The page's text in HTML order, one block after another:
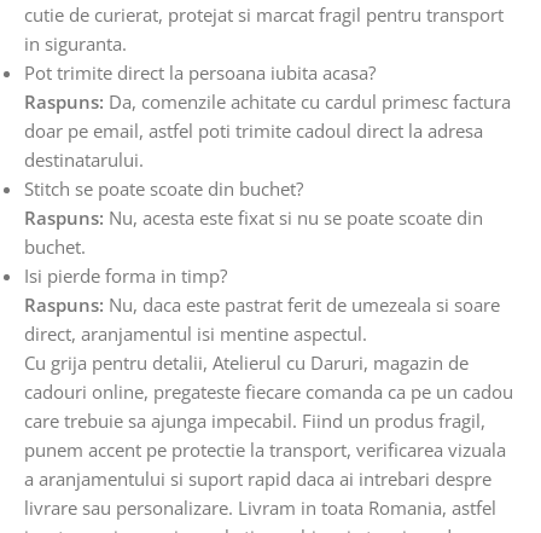
cutie de curierat, protejat si marcat fragil pentru transport
in siguranta.
Pot trimite direct la persoana iubita acasa?
Raspuns: Da, comenzile achitate cu cardul primesc factura
doar pe email, astfel poti trimite cadoul direct la adresa
destinatarului.
Stitch se poate scoate din buchet?
Raspuns: Nu, acesta este fixat si nu se poate scoate din
buchet.
Isi pierde forma in timp?
Raspuns: Nu, daca este pastrat ferit de umezeala si soare
direct, aranjamentul isi mentine aspectul.
Cu grija pentru detalii, Atelierul cu Daruri, magazin de
cadouri online, pregateste fiecare comanda ca pe un cadou
care trebuie sa ajunga impecabil. Fiind un produs fragil,
punem accent pe protectie la transport, verificarea vizuala
a aranjamentului si suport rapid daca ai intrebari despre
livrare sau personalizare. Livram in toata Romania, astfel